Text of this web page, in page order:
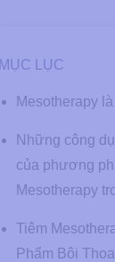
MỤC LỤC
Mesotherapy
Những công
của phương
Mesotherapy
Tiêm
Phẩm Bôi